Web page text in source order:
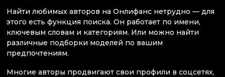
Найти любимых авторов на Онлифанс нетрудно — для
этого есть функция поиска. Он работает по имени,
ключевым словам и категориям. Или можно найти
различные подборки моделей по вашим
предпочтениям.
Многие авторы продвигают свои профили в соцсетях,